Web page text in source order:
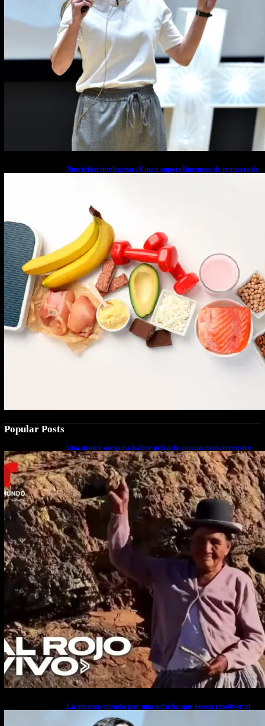
Nutrición inteligente: Cinco superalimentos de temporada
Popular Posts
Una mujer asegura haber peleado con un extraterrestre
cuerpo a cuerpo
La startup creada por una salteña que busca resolver el
estrés financiero en Latinoamérica